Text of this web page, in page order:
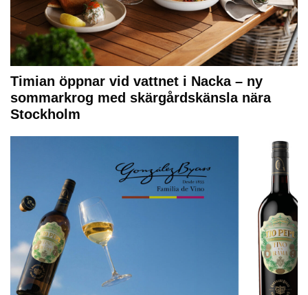
Timian öppnar vid vattnet i Nacka – ny
sommarkrog med skärgårdskänsla nära
Stockholm